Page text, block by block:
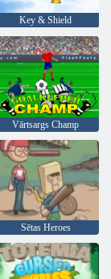
Key & Shield
Vārtsargs Champ
Sētas Heroes